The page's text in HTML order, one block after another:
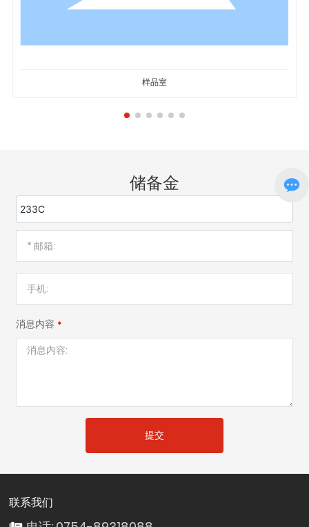
样品室
储备金
233C
消息内容
提交
联系我们